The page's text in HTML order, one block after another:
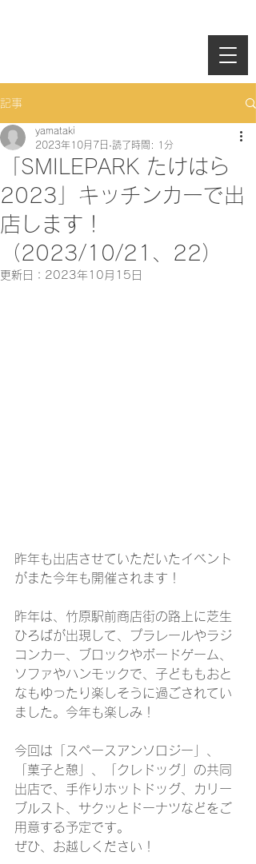
記事
「SMILEPARK たけはら
2023」キッチンカーで出
店します！
（2023/10/21、22）
yamataki
2023年10月7日 読了時間: 1分
更新日： 2023年10月15日
昨年も出店させていただいたイベント
がまた今年も開催されます！
昨年は、竹原駅前商店街の路上に芝生
ひろばが出現して、プラレールやラジ
コンカー、ブロックやボードゲーム、
ソファやハンモックで、子どももおと
なもゆったり楽しそうに過ごされてい
ました。今年も楽しみ！
今回は「スペースアンソロジー」、
「菓子と憩」、「クレドッグ」の共同
出店で、手作りホットドッグ、カリー
ブルスト、サクッとドーナツなどをご
用意する予定です。
ぜひ、お越しください！